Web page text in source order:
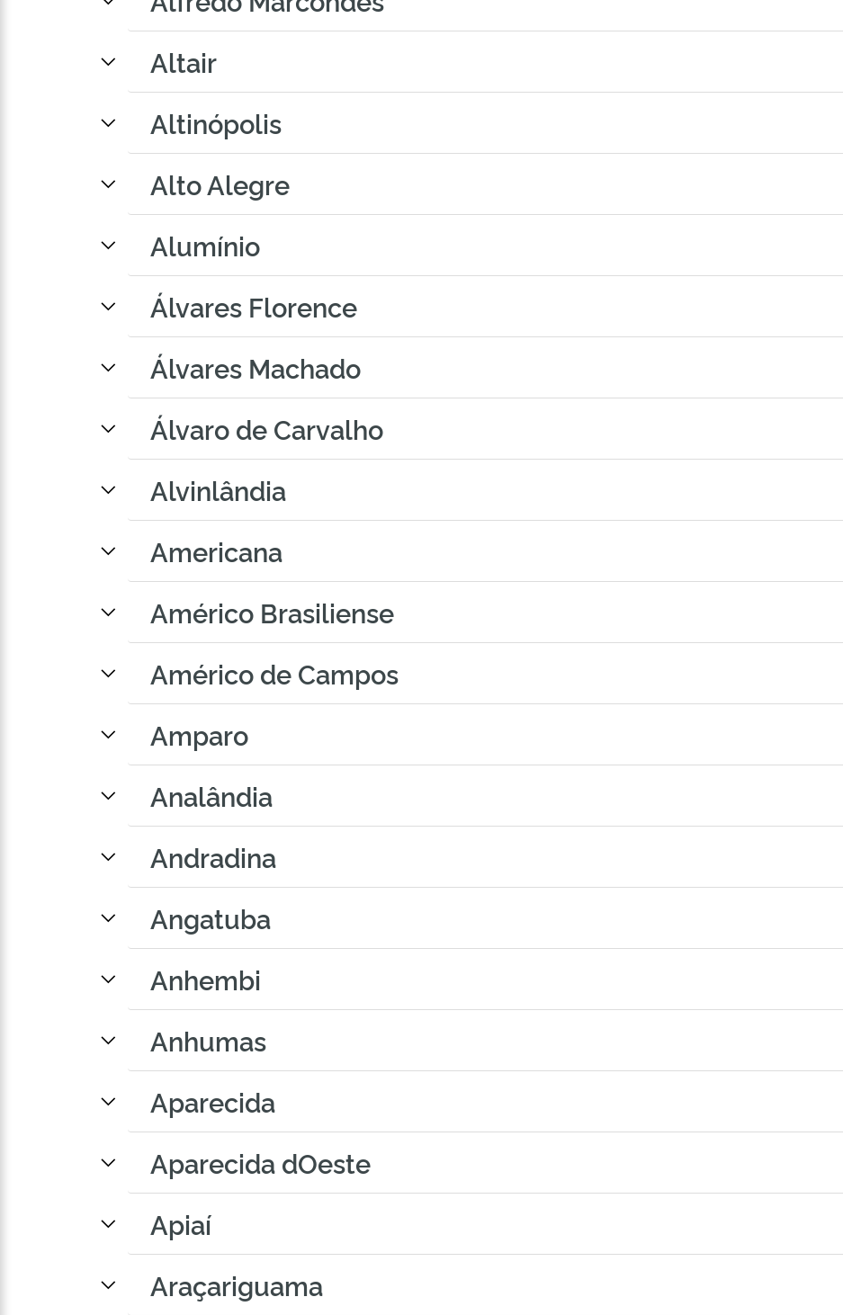
Altair
Altinópolis
Alto Alegre
Alumínio
Álvares Florence
Álvares Machado
Álvaro de Carvalho
Alvinlândia
Americana
Américo Brasiliense
Américo de Campos
Amparo
Analândia
Andradina
Angatuba
Anhembi
Anhumas
Aparecida
Aparecida dOeste
Apiaí
Araçariguama